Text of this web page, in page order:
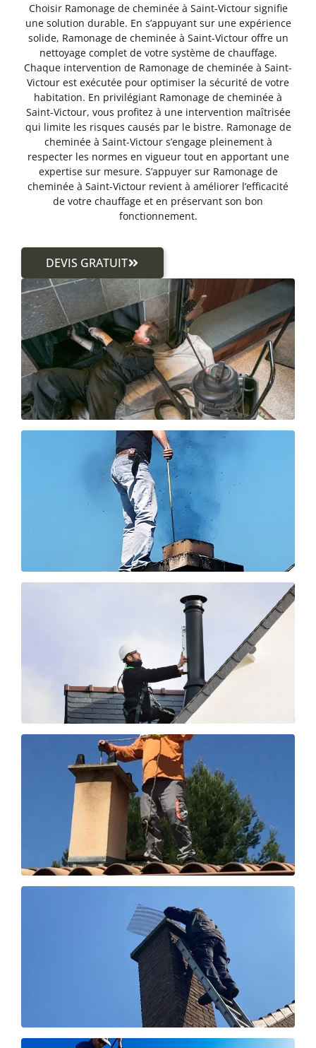
Choisir Ramonage de cheminée à Saint-Victour signifie
une solution durable. En s’appuyant sur une expérience
solide, Ramonage de cheminée à Saint-Victour offre un
nettoyage complet de votre système de chauffage.
Chaque intervention de Ramonage de cheminée à Saint-
Victour est exécutée pour optimiser la sécurité de votre
habitation. En privilégiant Ramonage de cheminée à
Saint-Victour, vous profitez à une intervention maîtrisée
qui limite les risques causés par le bistre. Ramonage de
cheminée à Saint-Victour s’engage pleinement à
respecter les normes en vigueur tout en apportant une
expertise sur mesure. S’appuyer sur Ramonage de
cheminée à Saint-Victour revient à améliorer l’efficacité
de votre chauffage et en préservant son bon
fonctionnement.
DEVIS GRATUIT